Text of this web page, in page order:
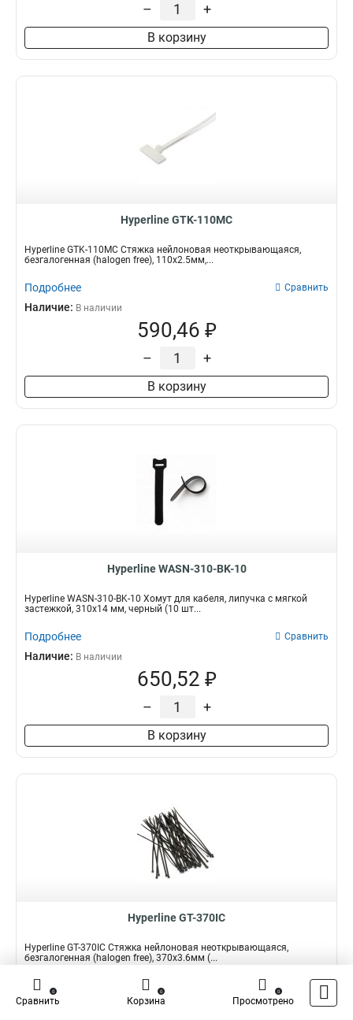
– +
В корзину
Hyperline GTK-110MC
Hyperline GTK-110MC Стяжка нейлоновая неоткрывающаяся,
безгалогенная (halogen free), 110x2.5мм,...
Подробнее Сравнить
Наличие: В наличии
590,46 ₽
– +
В корзину
Hyperline WASN-310-BK-10
Hyperline WASN-310-BK-10 Хомут для кабеля, липучка с мягкой
застежкой, 310x14 мм, черный (10 шт...
Подробнее Сравнить
Наличие: В наличии
650,52 ₽
– +
В корзину
Hyperline GT-370IC
Hyperline GT-370IC Стяжка нейлоновая неоткрывающаяся,
безгалогенная (halogen free), 370x3.6мм (...
Подробнее Сравнить
Наличие:
Сравнить
0
Корзина
0
Просмотрено
0